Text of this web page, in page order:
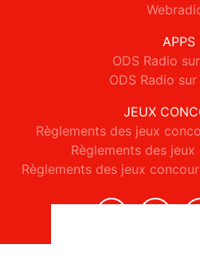
APPS
ODS Radio
ODS Radio
JEUX
Règlements des jeux
Règlements des
Règlements des jeux